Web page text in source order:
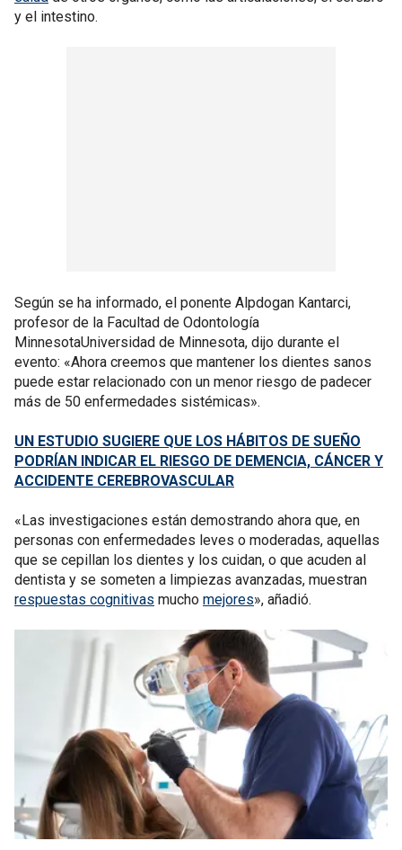
y el intestino.
Según se ha informado, el ponente Alpdogan Kantarci,
profesor de la Facultad de Odontología
MinnesotaUniversidad de Minnesota, dijo durante el
evento: «Ahora creemos que mantener los dientes sanos
puede estar relacionado con un menor riesgo de padecer
más de 50 enfermedades sistémicas».
UN ESTUDIO SUGIERE QUE LOS HÁBITOS DE SUEÑO
PODRÍAN INDICAR EL RIESGO DE DEMENCIA, CÁNCER Y
ACCIDENTE CEREBROVASCULAR
«Las investigaciones están demostrando ahora que, en
personas con enfermedades leves o moderadas, aquellas
que se cepillan los dientes y los cuidan, o que acuden al
dentista y se someten a limpiezas avanzadas, muestran
respuestas cognitivas mucho mejores», añadió.